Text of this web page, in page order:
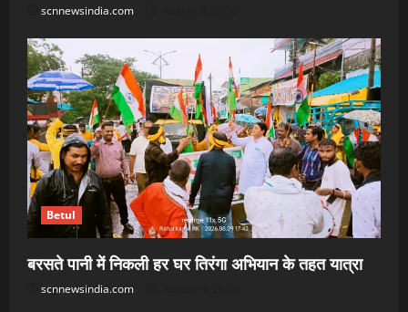
scnnewsindia.com
Betul
बरसते पानी में निकली हर घर तिरंगा अभियान के तहत यात्रा
scnnewsindia.com